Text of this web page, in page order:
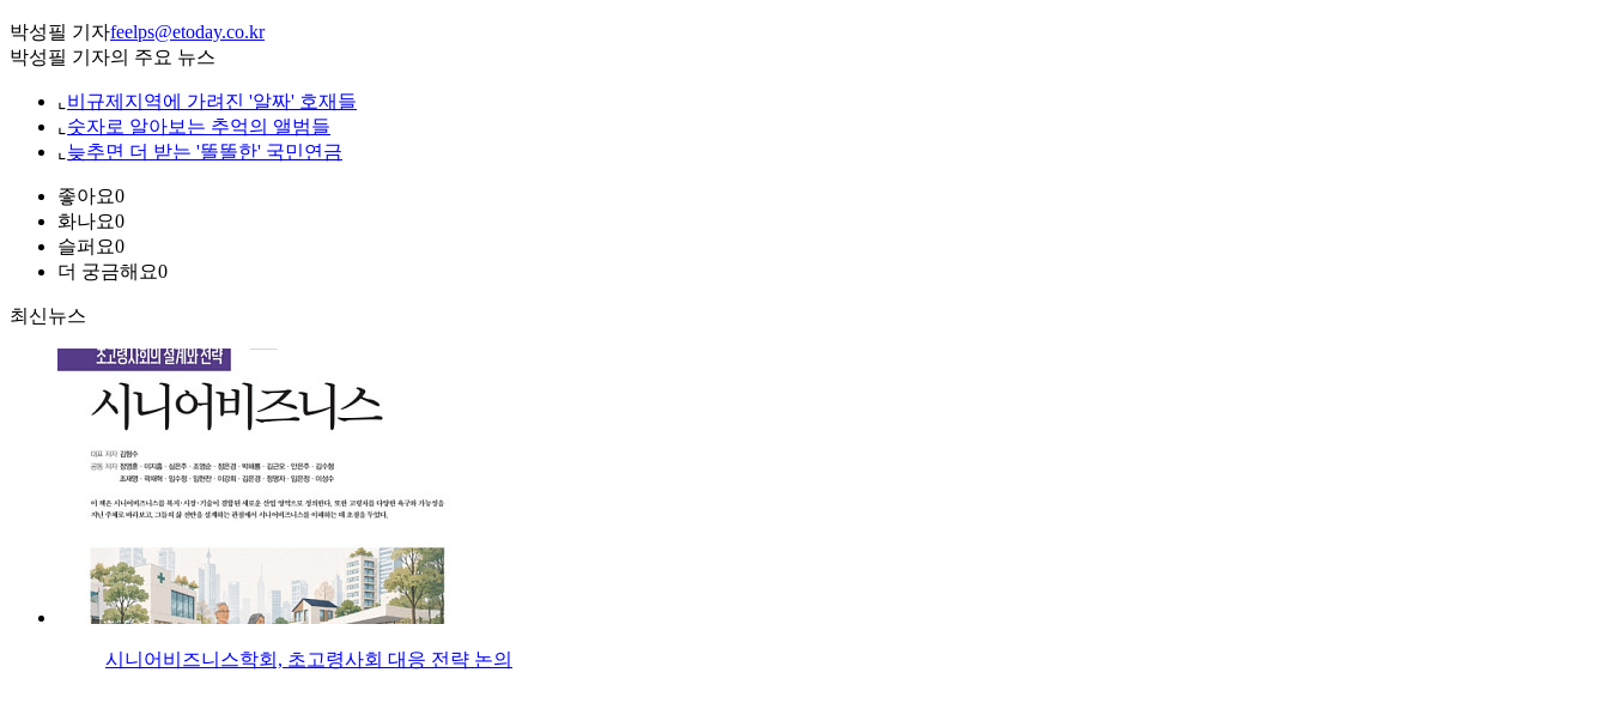
박성필 기자feelps@etoday.co.kr
박성필 기자의 주요 뉴스
⌞ 비규제지역에 가려진 '알짜' 호재들
⌞ 숫자로 알아보는 추억의 앨범들
⌞ 늦추면 더 받는 '똘똘한' 국민연금
좋아요0
화나요0
슬퍼요0
더 궁금해요0
최신뉴스
시니어비즈니스학회, 초고령사회 대응 전략 논의